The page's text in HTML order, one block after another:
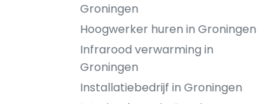
Groningen
Hoogwerker huren in Groningen
Infrarood verwarming in
Groningen
Installatiebedrijf in Groningen